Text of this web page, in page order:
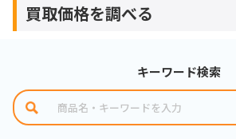
買取価格を調べる
キーワード検索